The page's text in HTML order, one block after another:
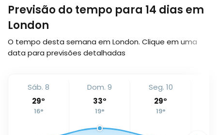
Previsão do tempo para 14 dias em
London
O tempo desta semana em London. Clique em uma
data para previsões detalhadas
Sáb. 8
29°
16°
Dom. 9
33°
19°
Seg. 10
29°
19°